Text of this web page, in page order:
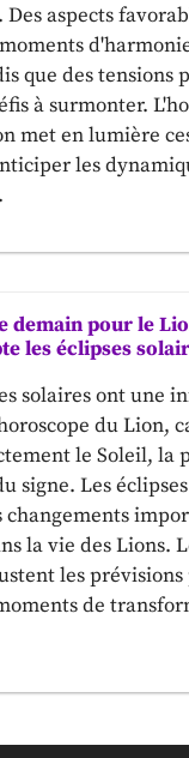
aspects
que des tensions
à surmonter.
met en lumière
les
demain pour le
les éclipses
solaires ont une
du Lion,
le Soleil, la
signe. Les
changements
la vie des Lions.
les
de